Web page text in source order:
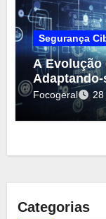
Segurança
A Evolução
Efetiva
Focogeral
Categorias